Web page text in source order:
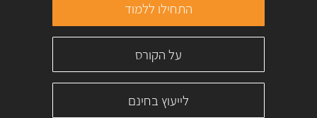
התחילו ללמוד
על הקורס
לייעוץ בחינם